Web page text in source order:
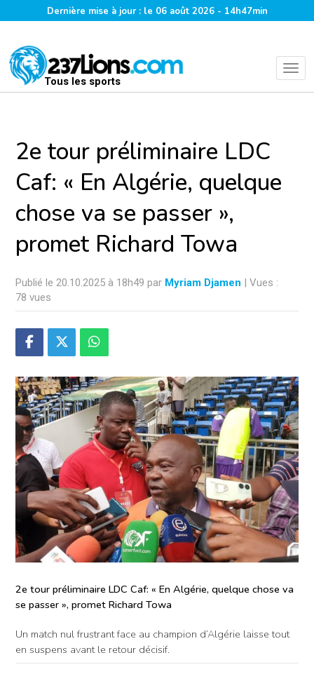
Dernière mise à jour : le 06 août 2026 - 14h47min
Tous les sports
2e tour préliminaire LDC
Caf: « En Algérie, quelque
chose va se passer »,
promet Richard Towa
Publié le 20.10.2025 à 18h49 par Myriam Djamen | Vues :
78 vues
2e tour préliminaire LDC Caf: « En Algérie, quelque chose va
se passer », promet Richard Towa
Un match nul frustrant face au champion d’Algérie laisse tout
en suspens avant le retour décisif.